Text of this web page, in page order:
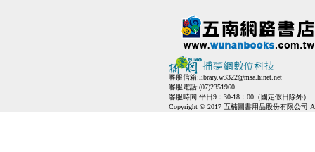
客服信箱:library.w3322@msa.hinet.net
客服電話:(07)2351960
客服時間:平日9：30-18：00（國定假日除外）
Copyright © 2017 五楠圖書用品股份有限公司